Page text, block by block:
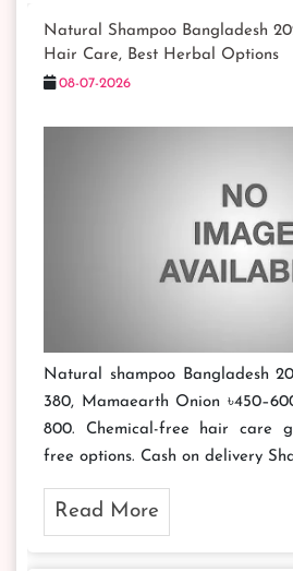
Natural Shampoo Bangladesh
Hair Care, Best Herbal Options
08-07-2026
Natural shampoo Bangladesh
380, Mamaearth Onion
800. Chemical-free hair care
free options. Cash on delivery
Read More